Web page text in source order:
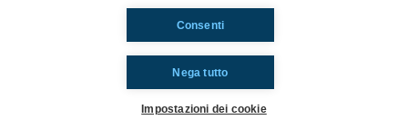
Ti è piaciuto? Condividilo!
Nega tutto
Consenti
Impostazioni dei cookie